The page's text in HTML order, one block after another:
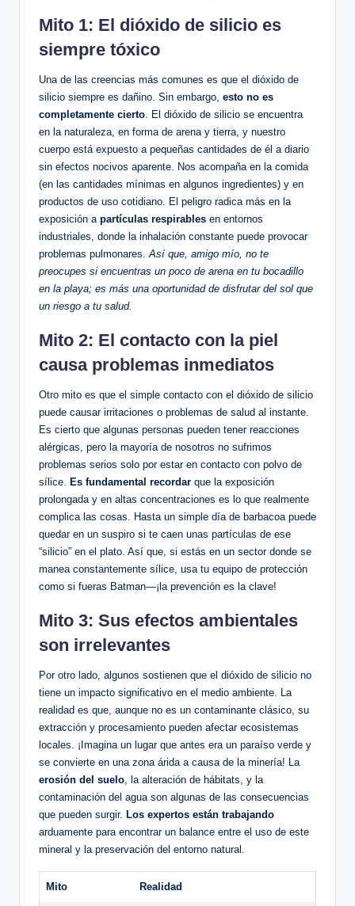
Mito ⁢1: El dióxido de silicio es
siempre tóxico
Una de las creencias más comunes es que el dióxido de ​
silicio ⁣siempre ​es dañino. Sin embargo, esto no es
completamente cierto . El dióxido de silicio‌ se encuentra
en⁣ la naturaleza, en forma de arena ⁣y tierra, y nuestro‍
cuerpo está expuesto a pequeñas cantidades de él ‌a⁢ diario
sin efectos nocivos aparente. Nos acompaña en la comida⁤
(en las cantidades mínimas en ‍algunos ingredientes) y​ en
productos de ‍uso cotidiano. ⁢El peligro⁣ radica más en la⁤
exposición a partículas‌ respirables en entornos⁢
industriales, donde la inhalación constante puede provocar
problemas pulmonares. Así que, amigo mío,⁢ no te
preocupes si encuentras un poco ⁣de arena‍ en ⁢tu bocadillo
en la playa; es más una oportunidad de disfrutar del sol que
un riesgo a tu salud.
Mito 2: El contacto con la piel
causa ⁤problemas inmediatos
Otro⁤ mito es que ⁤el simple contacto con el dióxido de silicio
puede causar irritaciones o⁣ problemas de salud al instante.
Es cierto que algunas personas pueden tener ‌reacciones
alérgicas, pero la ‍mayoría de nosotros no sufrimos
problemas serios solo⁤ por estar en contacto ⁣con​ polvo ‌de
sílice.
Es ​fundamental recordar que⁣ la exposición
prolongada y en altas concentraciones es ‌lo​ que realmente
complica las ​cosas. Hasta un simple día de barbacoa puede
quedar en un suspiro si⁤ te caen unas partículas de ese
“silicio” en el plato. Así que, si ‍estás ⁤en un ‌sector donde se
manea constantemente sílice, usa tu equipo de protección
como si fueras‍ Batman—¡la prevención es la clave!
Mito 3:⁤ Sus efectos ambientales
son irrelevantes
Por otro lado, ⁢algunos sostienen que ⁣el dióxido de silicio no ​
tiene un impacto significativo en ‌el medio ambiente.​ La
realidad es que, aunque no es‌ un ​contaminante clásico, su
extracción y procesamiento pueden afectar‌ ecosistemas
locales. ⁢¡Imagina ⁤un lugar que ⁣antes era un ​paraíso verde y
se convierte en una zona árida a causa de ⁤la minería! La
erosión del suelo , la alteración de hábitats,‌ y ‍la
contaminación del ⁤agua son algunas‍ de⁣ las consecuencias
⁢que pueden​ surgir. Los​ expertos están trabajando
arduamente para encontrar un ⁣balance entre el uso⁢ de este
mineral ‌y‍ la preservación‍ del ‍entorno natural.
Mito Realidad